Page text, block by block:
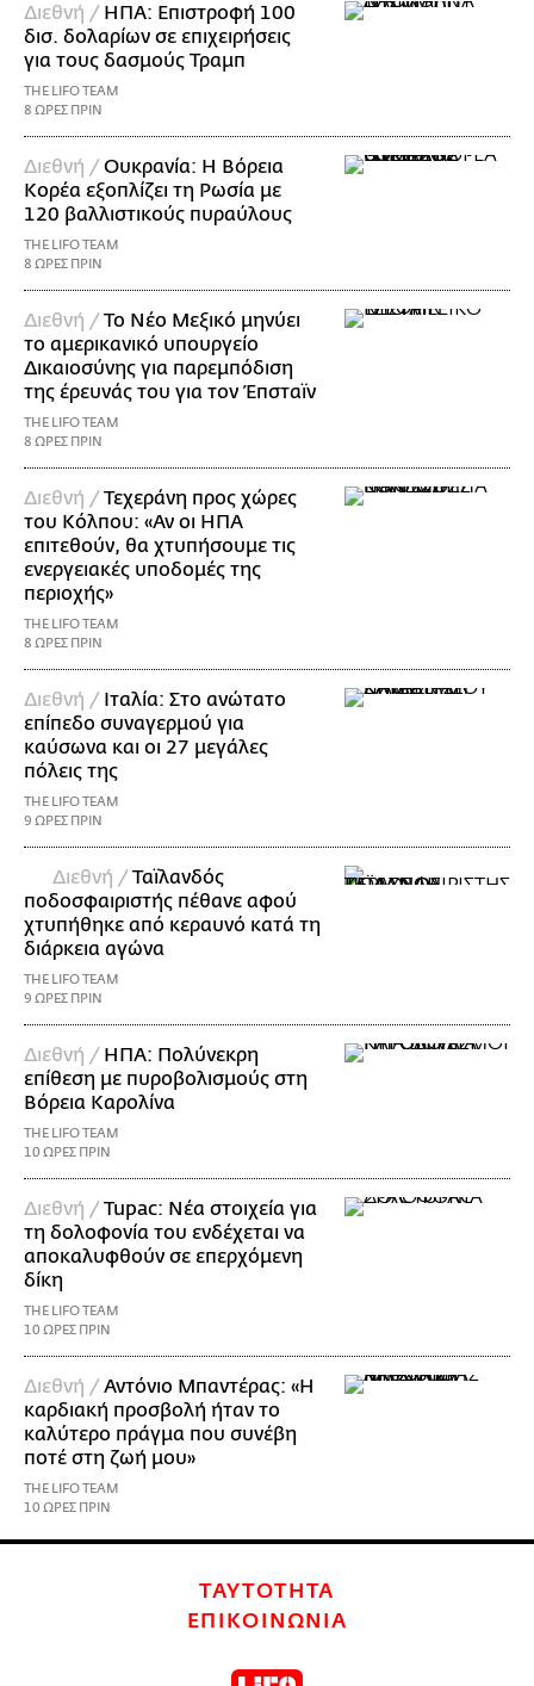
Διεθνή / ΗΠΑ: Επιστροφή 100
δισ. δολαρίων σε επιχειρήσεις
για τους δασμούς Τραμπ
THE LIFO TEAM
8 ΩΡΕΣ ΠΡΙΝ
Διεθνή /Ουκρανία: Η Βόρεια
Κορέα εξοπλίζει τη Ρωσία με
120 βαλλιστικούς πυραύλους
THE LIFO TEAM
8 ΩΡΕΣ ΠΡΙΝ
Διεθνή /Το Νέο Μεξικό μηνύει
το αμερικανικό υπουργείο
Δικαιοσύνης για παρεμπόδιση
της έρευνάς του για τον Έπσταϊν
THE LIFO TEAM
8 ΩΡΕΣ ΠΡΙΝ
Διεθνή /Τεχεράνη προς χώρες
του Κόλπου: «Αν οι ΗΠΑ
επιτεθούν, θα χτυπήσουμε τις
ενεργειακές υποδομές της
περιοχής»
THE LIFO TEAM
8 ΩΡΕΣ ΠΡΙΝ
Διεθνή / Ιταλία: Στο ανώτατο
επίπεδο συναγερμού για
καύσωνα και οι 27 μεγάλες
πόλεις της
THE LIFO TEAM
9 ΩΡΕΣ ΠΡΙΝ
Διεθνή /Ταϊλανδός
ποδοσφαιριστής πέθανε αφού
χτυπήθηκε από κεραυνό κατά τη
διάρκεια αγώνα
THE LIFO TEAM
9 ΩΡΕΣ ΠΡΙΝ
Διεθνή / ΗΠΑ: Πολύνεκρη
επίθεση με πυροβολισμούς στη
Βόρεια Καρολίνα
THE LIFO TEAM
10 ΩΡΕΣ ΠΡΙΝ
Διεθνή /Tupac: Νέα στοιχεία για
τη δολοφονία του ενδέχεται να
αποκαλυφθούν σε επερχόμενη
δίκη
THE LIFO TEAM
10 ΩΡΕΣ ΠΡΙΝ
Διεθνή /Αντόνιο Μπαντέρας: «Η
καρδιακή προσβολή ήταν το
καλύτερο πράγμα που συνέβη
ποτέ στη ζωή μου»
THE LIFO TEAM
10 ΩΡΕΣ ΠΡΙΝ
ΤΑΥΤΟΤΗΤΑ
ΕΠΙΚΟΙΝΩΝΙΑ